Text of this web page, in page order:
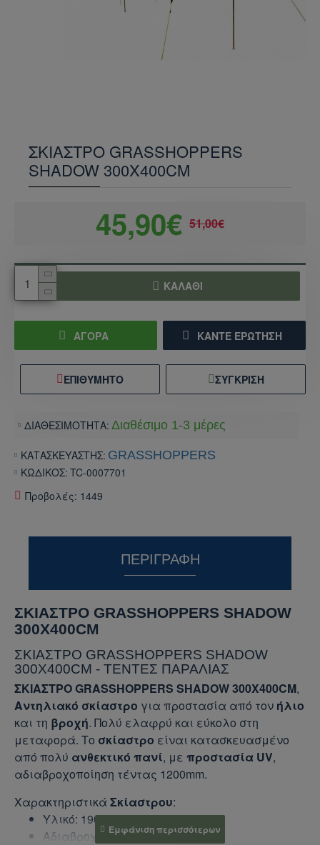
ΣΚΙΑΣΤΡΟ GRASSHOPPERS
SHADOW 300Χ400CΜ
ΔΙΑΘΕΣΙΜΟΤΗΤΑ: Διαθέσιμο 1-3 μέρες
ΚΑΤΑΣΚΕΥΑΣΤΗΣ: GRASSHOPPERS
ΚΩΔΙΚΟΣ: TC-0007701
Προβολές: 1449
45,90€ 51,00€
ΚΑΛΆΘΙ
ΑΓΟΡΑ ΚΆΝΤΕ ΕΡΏΤΗΣΗ
ΕΠΙΘΥΜΗΤΌ ΣΎΓΚΡΙΣΗ
ΠΕΡΙΓΡΑΦΉ
ΣΚΙΑΣΤΡΟ GRASSHOPPERS SHADOW
300Χ400CΜ
ΣΚΙΑΣΤΡΟ GRASSHOPPERS SHADOW
300Χ400CΜ - ΤΕΝΤΕΣ ΠΑΡΑΛΙΑΣ
ΣΚΙΑΣΤΡΟ GRASSHOPPERS SHADOW 300Χ400CΜ,
Αντηλιακό σκίαστρο για προστασία από τον ήλιο
και τη βροχή. Πολύ ελαφρύ και εύκολο στη
μεταφορά. Το σκίαστρο είναι κατασκευασμένο
από πολύ ανθεκτικό πανί, με προστασία UV,
αδιαβροχοποίηση τέντας 1200mm.
Χαρακτηριστικά Σκίαστρου:
Υλικό: 190Τ Polyester PU coated
Αδιαβροχοποίηση: 1200mm